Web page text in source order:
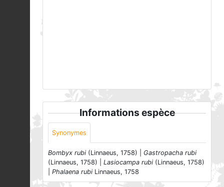
Informations espèce
Synonymes
Bombyx rubi (Linnaeus, 1758) | Gastropacha rubi
(Linnaeus, 1758) | Lasiocampa rubi (Linnaeus, 1758)
Phalaena rubi Linnaeus, 1758